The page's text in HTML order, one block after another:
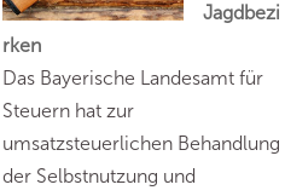
Jagdbezi
rken
Das Bayerische Landesamt für
Steuern hat zur
umsatzsteuerlichen Behandlung
der Selbstnutzung und